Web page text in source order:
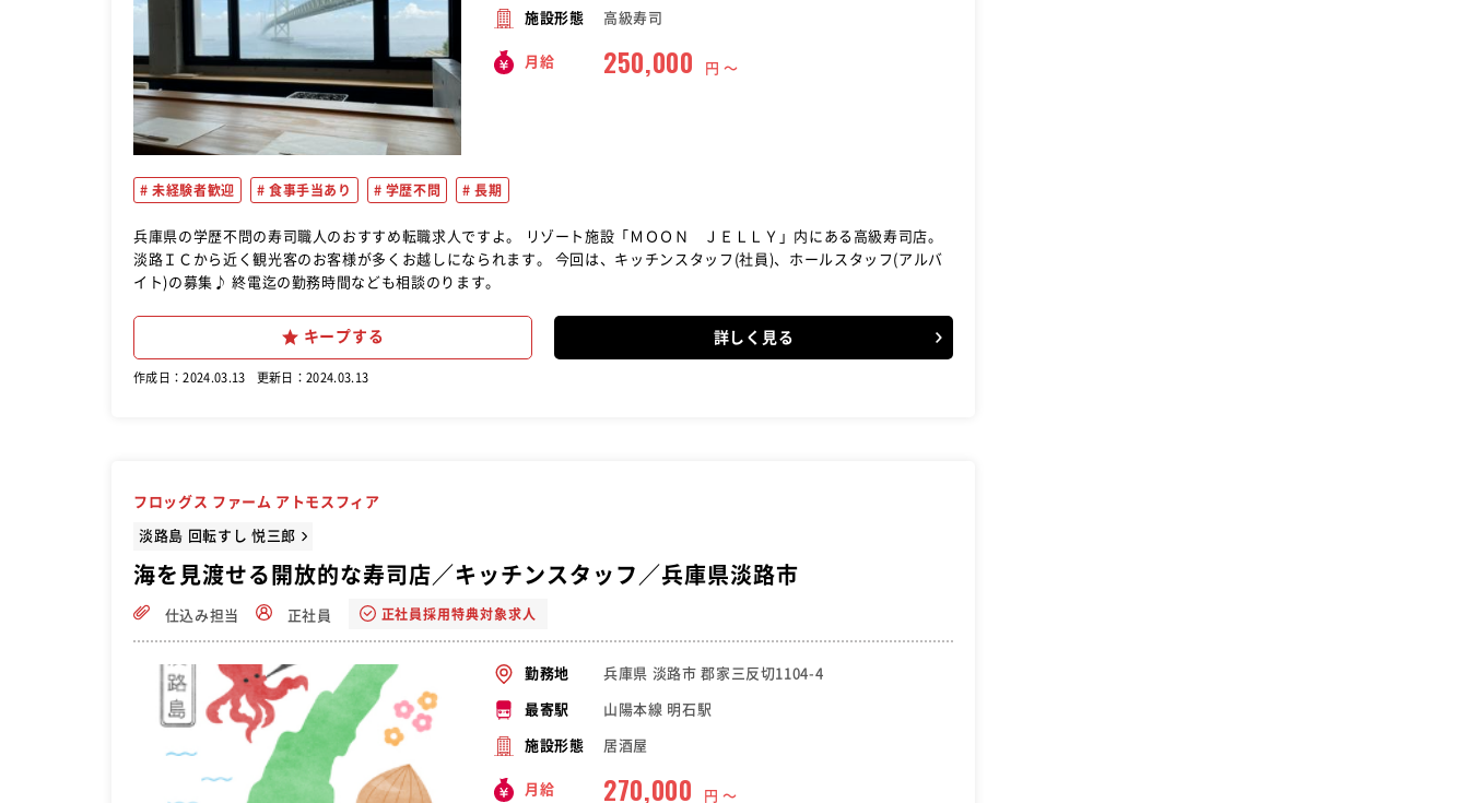
施設形態 高級寿司
月給 250,000 円 〜
未経験者歓迎 食事手当あり 学歴不問 長期
兵庫県の学歴不問の寿司職人のおすすめ転職求人ですよ。 リゾート施設「ＭＯＯＮ ＪＥＬＬＹ」内にある高級寿司店。
淡路ＩＣから近く観光客のお客様が多くお越しになられます。 今回は、キッチンスタッフ(社員)、ホールスタッフ(アルバ
イト)の募集♪ 終電迄の勤務時間なども相談のります。
キープする 詳しく見る
作成日：2024.03.13 更新日：2024.03.13
フロッグス ファーム アトモスフィア
淡路島 回転すし 悦三郎
海を見渡せる開放的な寿司店／キッチンスタッフ／兵庫県淡路市
仕込み担当 正社員 正社員採用特典対象求人
勤務地 兵庫県 淡路市 郡家三反切1104-4
最寄駅 山陽本線 明石駅
施設形態 居酒屋
月給 270,000 円 〜